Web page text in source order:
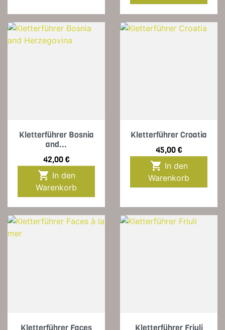
Kletterführer Bosnia
and...
Preis
42,00 €

Warenkorb
Kletterführer Croatia
Preis
45,00 €

Warenkorb
Kletterführer Faces
Kletterführer Friuli